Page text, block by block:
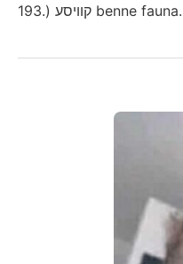
193.) קוױסע benne fauna.